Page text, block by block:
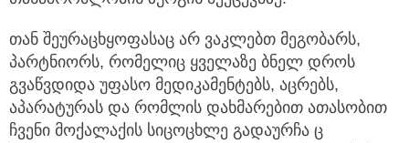
თან შეურაცხყოფასაც არ ვაკლებთ მეგობარს,
პარტნიორს, რომელიც ყველაზე ბნელ დროს
გვაწვდიდა უფასო მედიკამენტებს, აცრებს,
აპარატურას და რომლის დახმარებით ათასობით
ჩვენი მოქალაქის სიცოცხლე გადაურჩა ც